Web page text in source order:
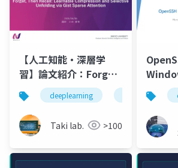
【人工知能・深層学
習】論文紹介：Forget,
Then Recall:
Learnable
Compression and
Selective Unfolding
via Gist Sparse
Attention
deeplearning 論文紹介
Taki lab. >100